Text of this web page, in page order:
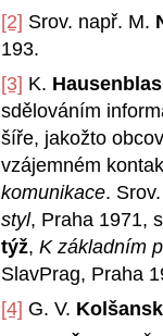
[2] Srov. např. M.
193.
[3] K.
sdělováním
šíře, jakožto
vzájemném
komunikace.
styl, Praha 1971,
týž, K základním
SlavPrag, Praha
[4] G. V.